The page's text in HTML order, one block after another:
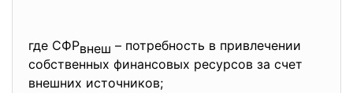
где СФРвнеш – потребность в привлечении
собственных финансовых ресурсов за счет
внешних источников;